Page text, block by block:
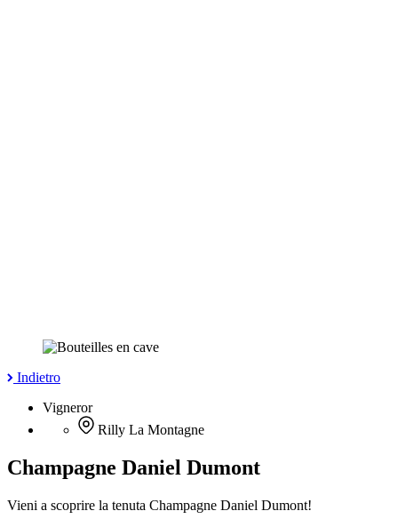
Indietro
Vigneror
Rilly La Montagne
Champagne Daniel Dumont
Vieni a scoprire la tenuta Champagne Daniel Dumont!